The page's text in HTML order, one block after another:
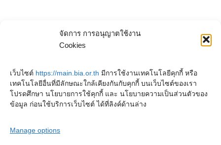
จัดการ การอนุญาตใช้งาน
Cookies
เว็บไซต์ https://main.bia.or.th มีการใช้งานเทคโนโลยีคุกกี้ หรือ
เทคโนโลยีอื่นที่มีลักษณะใกล้เคียงกันกับคุกกี้ บนเว็บไซต์ของเรา
โปรดศึกษา นโยบายการใช้คุกกี้ และ นโยบายความเป็นส่วนตัวของ
ข้อมูล ก่อนใช้บริการเว็บไซต์ ได้ที่ลิงค์ด้านล่าง
Manage options